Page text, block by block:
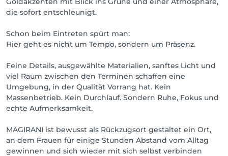
die sofort entschleunigt.
Schon beim Eintreten spürt man:
Hier geht es nicht um Tempo, sondern um Präsenz.
Feine Details, ausgewählte Materialien, sanftes Licht und
viel Raum zwischen den Terminen schaffen eine
Umgebung, in der Qualität Vorrang hat. Kein
Massenbetrieb. Kein Durchlauf. Sondern Ruhe, Fokus und
echte Aufmerksamkeit.
MAGIRANI ist bewusst als Rückzugsort gestaltet ein Ort,
an dem Frauen für einige Stunden Abstand vom Alltag
gewinnen und sich wieder mit sich selbst verbinden